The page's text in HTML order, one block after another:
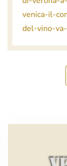
venica-il-
del-vino-